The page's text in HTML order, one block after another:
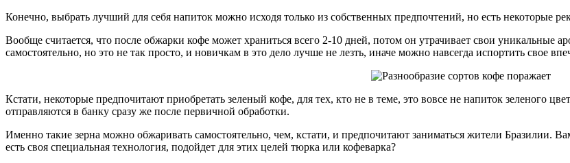
Конечно, выбрать лучший для себя напиток можно исходя только из собственных предпочтений, но есть некоторые
Вообще считается, что после обжарки кофе может храниться всего 2-10 дней, потом он утрачивает свои уникальные
самостоятельно, но это не так просто, и новичкам в это дело лучше не лезть, иначе можно навсегда испортить свое
Кстати, некоторые предпочитают приобретать зеленый кофе, для тех, кто не в теме, это вовсе не напиток зеленого
отправляются в банку сразу же после первичной обработки.
Именно такие зерна можно обжаривать самостоятельно, чем, кстати, и предпочитают заниматься жители Бразилии.
есть своя специальная технология, подойдет для этих целей тюрка или кофеварка?